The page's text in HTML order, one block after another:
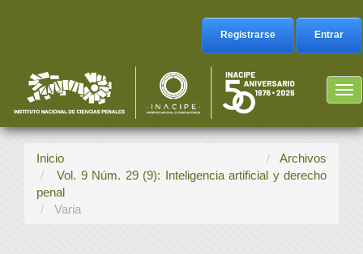
Barra
lateral
Registrarse Entrar
Inicio
Archivos
Vol. 9 Núm. 29 (9): Inteligencia artificial y derecho
penal
Varia